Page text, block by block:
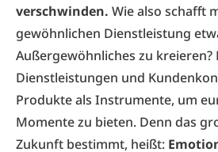
verschwinden. Wie also schafft
gewöhnlichen Dienstleistung
Außergewöhnliches zu
Dienstleistungen und
Produkte als Instrumente, um
Momente zu bieten. Denn das
Zukunft bestimmt, heißt: